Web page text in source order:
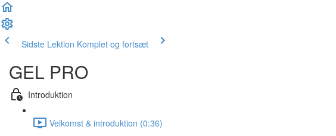
Sidste Lektion Komplet og fortsæt
GEL PRO
Introduktion
Velkomst & introduktion (0:36)